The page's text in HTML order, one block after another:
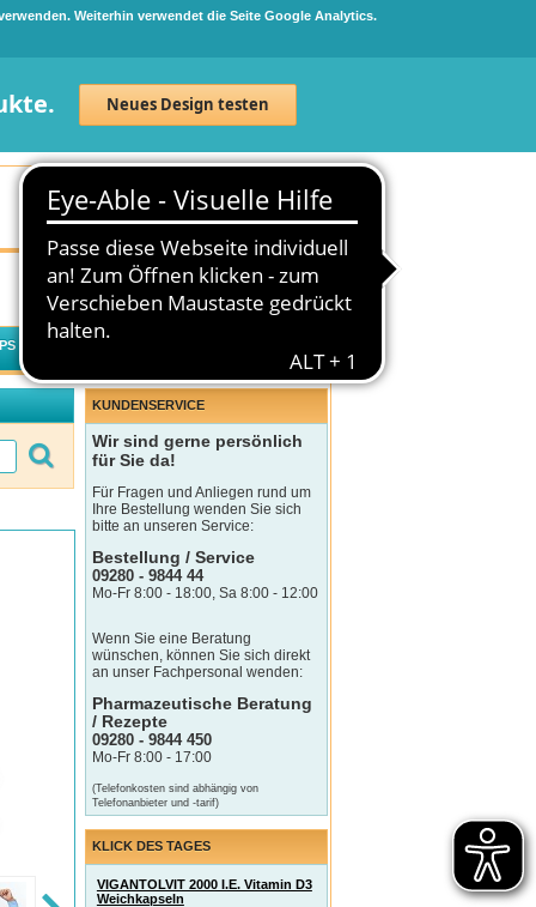
Weiterhin verwendet die Seite Google Analytics.
Neues Design testen
Neuanmeldung Anmelden
0 Artikel 0,00 €
KUNDENSERVICE
Wir sind gerne persönlich
für Sie da!
Für Fragen und Anliegen rund um
Ihre Bestellung wenden Sie sich
bitte an unseren Service:
Bestellung / Service
09280 - 9844 44
Mo-Fr 8:00 - 18:00, Sa 8:00 - 12:00
Wenn Sie eine Beratung
wünschen, können Sie sich direkt
an unser Fachpersonal wenden:
Pharmazeutische Beratung
/ Rezepte
09280 - 9844 450
Mo-Fr 8:00 - 17:00
(Telefonkosten sind abhängig von
Telefonanbieter und -tarif)
KLICK DES TAGES
VIGANTOLVIT 2000 I.E. Vitamin D3
Weichkapseln